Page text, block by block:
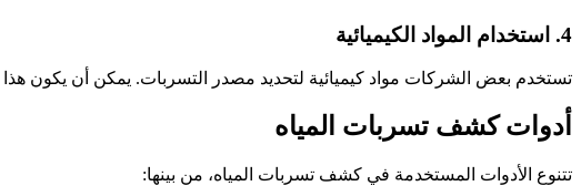
4. استخدام المواد الكيميائية
تستخدم بعض الشركات مواد كيميائية لتحديد مصدر التسربات. يمكن أن يكون هذا
أدوات كشف تسربات المياه
تتنوع الأدوات المستخدمة في كشف تسربات المياه، من بينها: